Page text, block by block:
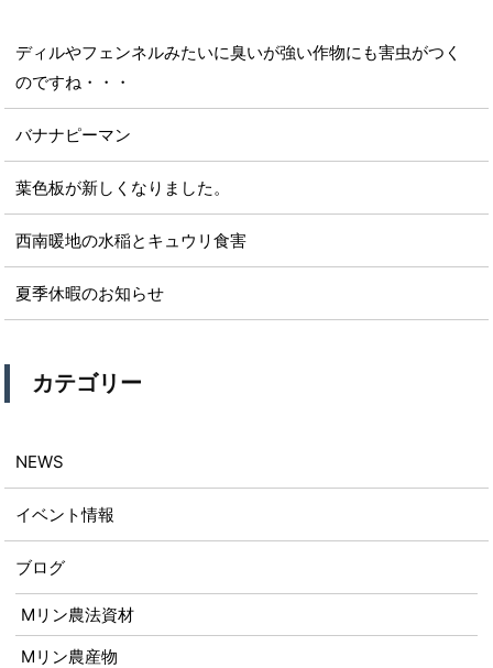
ディルやフェンネルみたいに臭いが強い作物にも害虫がつく
のですね・・・
バナナピーマン
葉色板が新しくなりました。
西南暖地の水稲とキュウリ食害
夏季休暇のお知らせ
カテゴリー
NEWS
イベント情報
ブログ
Mリン農法資材
Mリン農産物